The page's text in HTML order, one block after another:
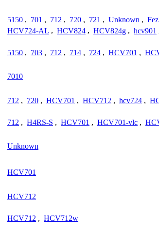
5150 , 701 , 712 , 720 , 721 , Unknown ,
HCV724-AL , HCV824 , HCV824g , hcv901
5150 , 703 , 712 , 714 , 724 , HCV701 ,
7010
712 , 720 , HCV701 , HCV712 , hcv724 ,
712 , H4RS-S , HCV701 , HCV701-vlc ,
Unknown
HCV701
HCV712
HCV712 , HCV712w